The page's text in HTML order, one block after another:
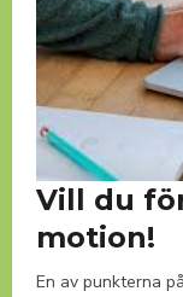
Vill du
motion!
En av punkterna